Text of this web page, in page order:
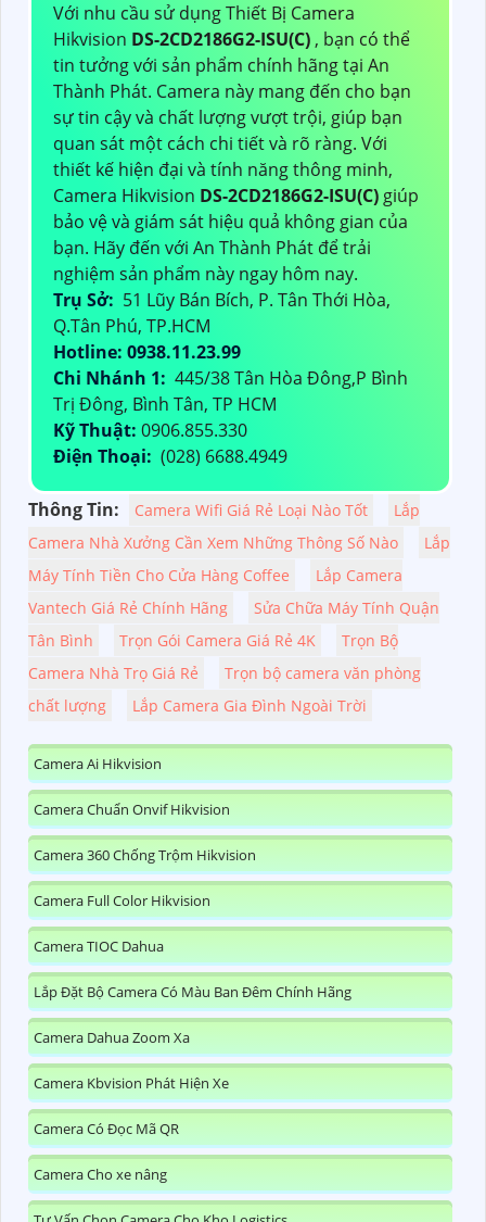
Với nhu cầu sử dụng Thiết Bị Camera
Hikvision DS-2CD2186G2-ISU(C) , bạn có thể
tin tưởng với sản phẩm chính hãng tại An
Thành Phát. Camera này mang đến cho bạn
sự tin cậy và chất lượng vượt trội, giúp bạn
quan sát một cách chi tiết và rõ ràng. Với
thiết kế hiện đại và tính năng thông minh,
Camera Hikvision DS-2CD2186G2-ISU(C) giúp
bảo vệ và giám sát hiệu quả không gian của
bạn. Hãy đến với An Thành Phát để trải
nghiệm sản phẩm này ngay hôm nay.
Trụ Sở: 51 Lũy Bán Bích, P. Tân Thới Hòa,
Q.Tân Phú, TP.HCM
Hotline: 0938.11.23.99
Chi Nhánh 1: 445/38 Tân Hòa Đông,P Bình
Trị Đông, Bình Tân, TP HCM
Kỹ Thuật: 0906.855.330
Điện Thoại: (028) 6688.4949
Thông Tin: Camera Wifi Giá Rẻ Loại Nào Tốt
Lắp
Camera Nhà Xưởng Cần Xem Những Thông Số Nào
Lắp
Máy Tính Tiền Cho Cửa Hàng Coffee
Lắp Camera
Vantech Giá Rẻ Chính Hãng
Sửa Chữa Máy Tính Quận
Tân Bình
Trọn Gói Camera Giá Rẻ 4K
Trọn Bộ
Camera Nhà Trọ Giá Rẻ
Trọn bộ camera văn phòng
chất lượng
Lắp Camera Gia Đình Ngoài Trời
Camera Ai Hikvision
Camera Chuẩn Onvif Hikvision
Camera 360 Chống Trộm Hikvision
Camera Full Color Hikvision
Camera TIOC Dahua
Lắp Đặt Bộ Camera Có Màu Ban Đêm Chính Hãng
Camera Dahua Zoom Xa
Camera Kbvision Phát Hiện Xe
Camera Có Đọc Mã QR
Camera Cho xe nâng